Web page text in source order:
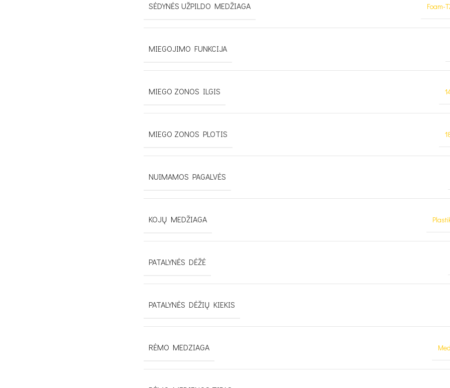
SĖDYNĖS UŽPILDO MEDŽIAGA Foam-
MIEGOJIMO FUNKCIJA
MIEGO ZONOS ILGIS
MIEGO ZONOS PLOTIS
NUIMAMOS PAGALVĖS
KOJŲ MEDŽIAGA
PATALYNĖS DĖŽĖ
PATALYNĖS DĖŽIŲ KIEKIS
RĖMO MEDZIAGA